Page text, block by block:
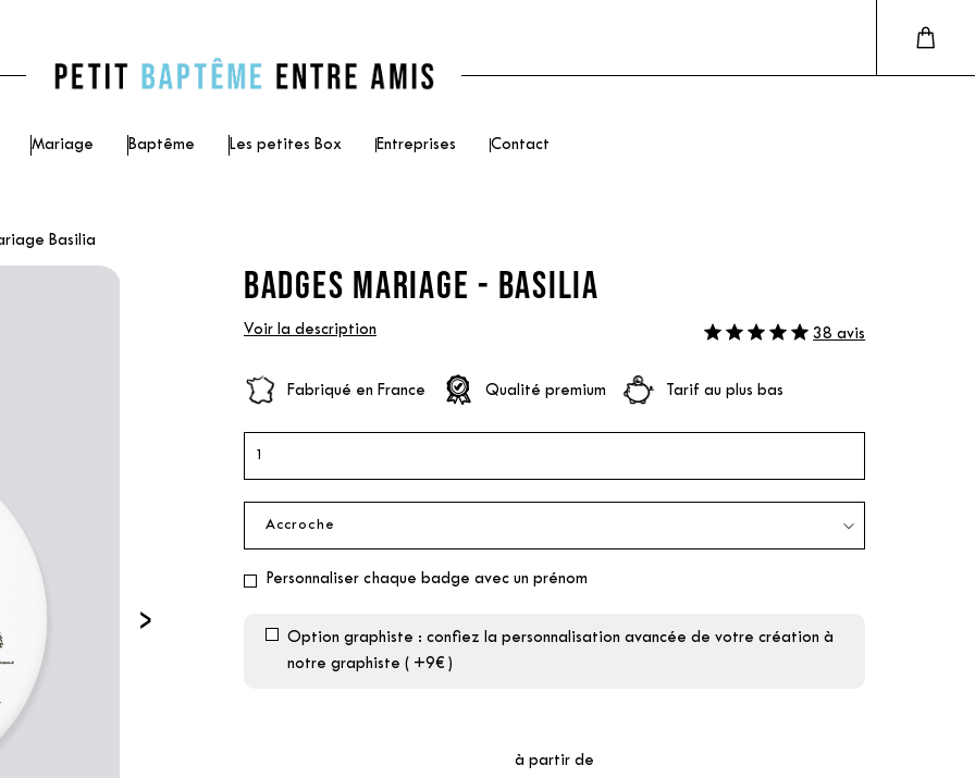
Mariage Baptême Les petites Box Entreprises Contact
Basilia
›
BADGES MARIAGE - BASILIA
Voir la description 38 avis
Fabriqué en France Qualité premium Tarif au plus bas
Personnaliser chaque badge avec un prénom
Option graphiste : confiez la personnalisation avancée de votre création à
notre graphiste ( +9€ )
à partir de